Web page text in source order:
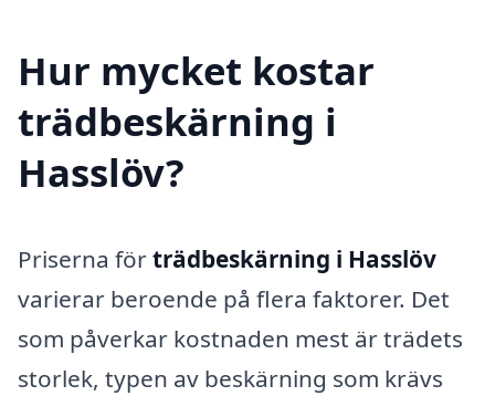
Hur mycket kostar
trädbeskärning i
Hasslöv?
Priserna förträdbeskärning i Hasslöv
varierar beroende på flera faktorer. Det
som påverkar kostnaden mest är trädets
storlek, typen av beskärning som krävs